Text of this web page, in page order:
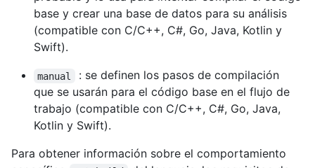
base y crear una base de datos para su análisis
(compatible con C/C++, C#, Go, Java, Kotlin y
Swift).
manual
: se definen los pasos de compilación
que se usarán para el código base en el flujo de
trabajo (compatible con C/C++, C#, Go, Java,
Kotlin y Swift).
Para obtener información sobre el comportamiento